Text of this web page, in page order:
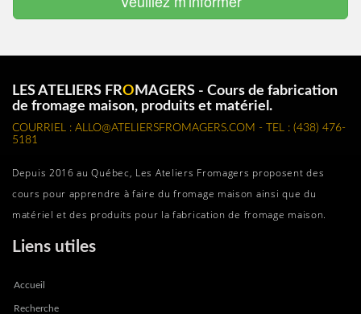
LES ATELIERS FRO MAGERS - Cours de fabrication
de fromage maison, produits et matériel.
COURRIEL : ALLO@ATELIERSFROMAGERS.COM - TEL : (438) 476-
5181
Depuis 2016 au Québec, Les Ateliers Fromagers proposent des
cours pour apprendre à faire du fromage maison ainsi que du
matériel et des produits pour la fabrication de fromage maison.
Liens utiles
Accueil
Recherche